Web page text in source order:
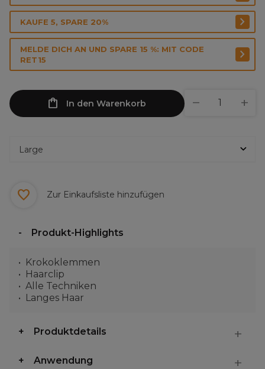
KAUFE 5, SPARE 20%
MELDE DICH AN UND SPARE 15 %: MIT CODE
RET15
In den Warenkorb
Zur Einkaufsliste hinzufügen
Produkt-Highlights
Krokoklemmen
Haarclip
Alle Techniken
Langes Haar
Produktdetails
Anwendung